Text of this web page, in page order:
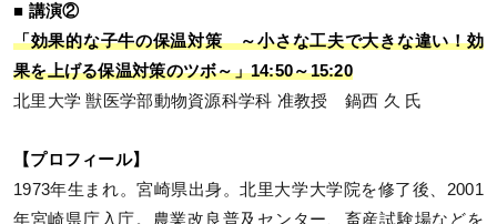
■ 講演②
「効果的な子牛の保温対策 ～小さな工夫で大きな違い！効
果を上げる保温対策のツボ～」14:50～15:20
北里大学 獣医学部動物資源科学科 准教授 鍋西 久 氏
【プロフィール】
1973年生まれ。宮崎県出身。北里大学大学院を修了後、2001
年宮崎県庁入庁。農業改良普及センター、畜産試験場などを